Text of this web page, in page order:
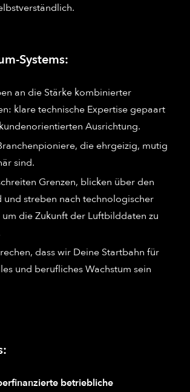
Systems:
an die Stärke kombinierter
klare technische Expertise gepaart
Ausrichtung.
die ehrgeizig, mutig
sind.
Grenzen, blicken über den
und streben nach technologischer
um die Zukunft der Luftbilddaten zu
dass wir Deine Startbahn für
und berufliches Wachstum sein
betriebliche